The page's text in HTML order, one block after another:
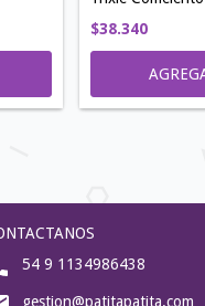
$38.340
54 9 1134986438
gestion@patitapatita.com